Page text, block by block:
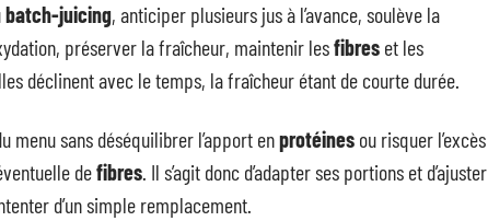
batch-juicing, anticiper plusieurs jus à l’avance, soulève la
préserver la fraîcheur, maintenir lesfibres et les
déclinent avec le temps, la fraîcheur étant de courte durée.
menu sans déséquilibrer l’apport enprotéines ou risquer l’excès
defibres. Il s’agit donc d’adapter ses portions et d’ajuster
d’un simple remplacement.